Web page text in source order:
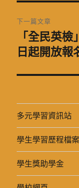
覽
篇
文
章:
下一篇文章
下
一
文
「全民英
日起開放
多元學習資訊站
學生學習歷程檔案
學生獎助學金